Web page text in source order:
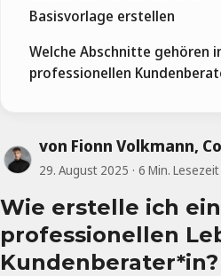
von Fionn Volkmann,
29. August 2025 6 Min. Lesezeit
Wie erstelle ich
professionellen
Kundenberater*in?
Basisvorlage erstellen
Welche Abschnitte gehören
professionellen